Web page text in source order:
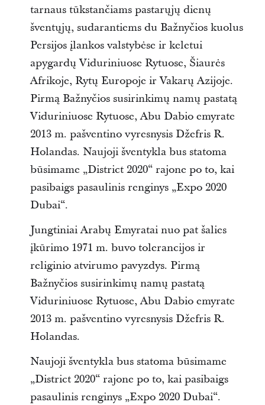
tarnaus tūkstančiams pastarųjų dienų
šventųjų, sudarantiems du Bažnyčios kuolus
Persijos įlankos valstybėse ir keletui
apygardų Viduriniuose Rytuose, Šiaurės
Afrikoje, Rytų Europoje ir Vakarų Azijoje.
Pirmą Bažnyčios susirinkimų namų pastatą
Viduriniuose Rytuose, Abu Dabio emyrate
2013 m. pašventino vyresnysis Džefris R.
Holandas. Naujoji šventykla bus statoma
būsimame „District 2020“ rajone po to, kai
pasibaigs pasaulinis renginys „Expo 2020
Dubai“.
Jungtiniai Arabų Emyratai nuo pat šalies
įkūrimo 1971 m. buvo tolerancijos ir
religinio atvirumo pavyzdys. Pirmą
Bažnyčios susirinkimų namų pastatą
Viduriniuose Rytuose, Abu Dabio emyrate
2013 m. pašventino vyresnysis Džefris R.
Holandas.
Naujoji šventykla bus statoma būsimame
„District 2020“ rajone po to, kai pasibaigs
pasaulinis renginys „Expo 2020 Dubai“.